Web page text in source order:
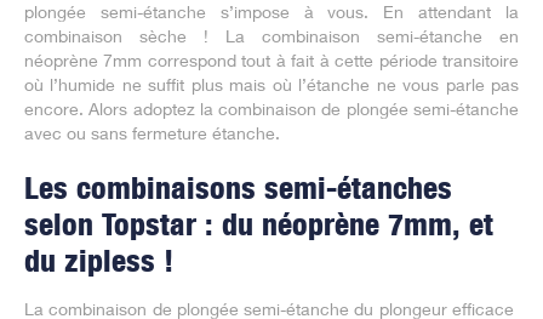
plongée semi-étanche s’impose à vous. En attendant la
combinaison sèche ! La combinaison semi-étanche en
néoprène 7mm correspond tout à fait à cette période transitoire
où l’humide ne suffit plus mais où l’étanche ne vous parle pas
encore. Alors adoptez la combinaison de plongée semi-étanche
avec ou sans fermeture étanche.
Les combinaisons semi-étanches
selon Topstar : du néoprène 7mm, et
du zipless !
La combinaison de plongée semi-étanche du plongeur efficace